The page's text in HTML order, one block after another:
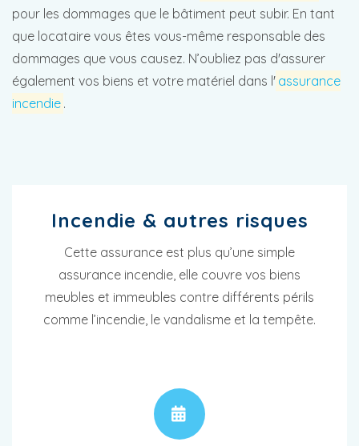
pour les dommages que le bâtiment peut subir. En tant
que locataire vous êtes vous-même responsable des
dommages que vous causez. N’oubliez pas d'assurer
également vos biens et votre matériel dans l' assurance
incendie .
Incendie & autres risques
Cette assurance est plus qu’une simple
assurance incendie, elle couvre vos biens
meubles et immeubles contre différents périls
comme l’incendie, le vandalisme et la tempête.